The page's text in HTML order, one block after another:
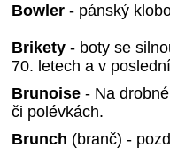
Bowler - pánský
Brikety - boty se
70. letech a v
Brunoise - Na
či polévkách.
Brunch (branč) -